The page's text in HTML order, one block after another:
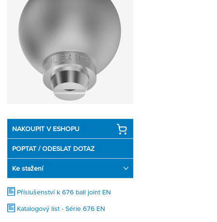
Přihlásit se
CZK
Partner Zone
NAKOUPIT V ESHOPU
POPTAT / ODESLAT DOTAZ
Ke stažení
Příslušenství k 676 ball joint EN
Katalogový list - Série 676 EN